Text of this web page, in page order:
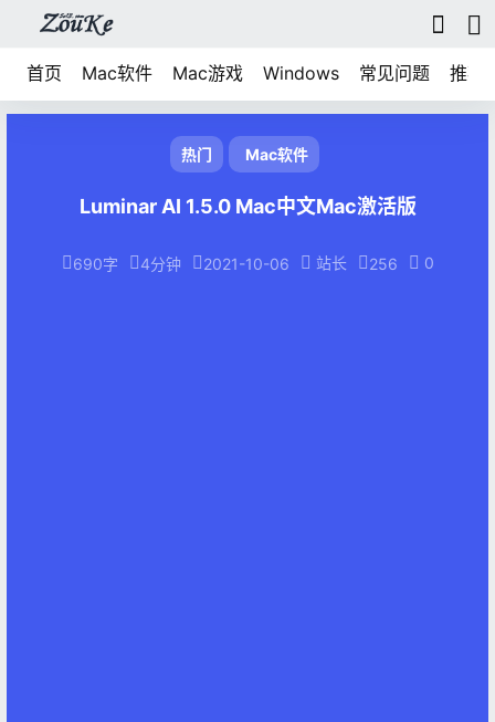
首页 Mac软件 Mac游戏 Windows 常见问题 推荐
热门 Mac软件
Luminar AI 1.5.0 Mac中文Mac激活版
690字 4分钟 2021-10-06 站长 256 0